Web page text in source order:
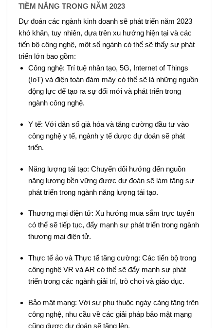
TIỀM NĂNG TRONG NĂM 2023
Dự đoán các ngành kinh doanh sẽ phát triển năm 2023
khó khăn, tuy nhiên, dựa trên xu hướng hiện tại và các
tiến bộ công nghệ, một số ngành có thể sẽ thấy sự phát
triển lớn bao gồm:
Công nghệ: Trí tuệ nhân tạo, 5G, Internet of Things
(IoT) và điện toán đám mây có thể sẽ là những nguồn
động lực để tạo ra sự đổi mới và phát triển trong
ngành công nghệ.
Y tế: Với dân số già hóa và tăng cường đầu tư vào
công nghệ y tế, ngành y tế được dự đoán sẽ phát
triển.
Năng lượng tái tạo: Chuyển đổi hướng đến nguồn
năng lượng bền vững được dự đoán sẽ làm tăng sự
phát triển trong ngành năng lượng tái tạo.
Thương mại điện tử: Xu hướng mua sắm trực tuyến
có thể sẽ tiếp tục, đẩy mạnh sự phát triển trong ngành
thương mại điện tử.
Thực tế ảo và Thực tế tăng cường: Các tiến bộ trong
công nghệ VR và AR có thể sẽ đẩy mạnh sự phát
triển trong các ngành giải trí, trò chơi và giáo dục.
Bảo mật mạng: Với sự phụ thuộc ngày càng tăng trên
công nghệ, nhu cầu về các giải pháp bảo mật mạng
cũng được dự đoán sẽ tăng lên.